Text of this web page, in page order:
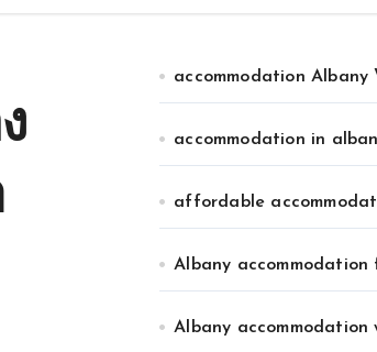
accommodation Albany
accommodation in
affordable
Albany accommodation
Albany accommodation